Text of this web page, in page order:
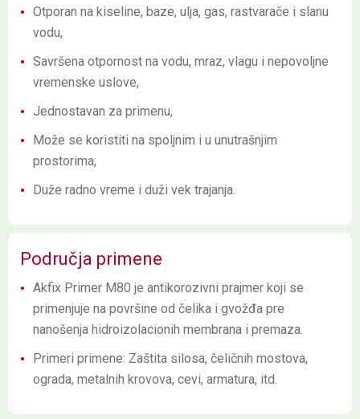
Otporan na kiseline, baze, ulja, gas, rastvarače i slanu
vodu,
Savršena otpornost na vodu, mraz, vlagu i nepovoljne
vremenske uslove,
Jednostavan za primenu,
Može se koristiti na spoljnim i u unutrašnjim
prostorima,
Duže radno vreme i duži vek trajanja.
Područja primene
Akfix Primer M80 je antikorozivni prajmer koji se
primenjuje na površine od čelika i gvožđa pre
nanošenja hidroizolacionih membrana i premaza.
Primeri primene: Zaštita silosa, čeličnih mostova,
ograda, metalnih krovova, cevi, armatura, itd.